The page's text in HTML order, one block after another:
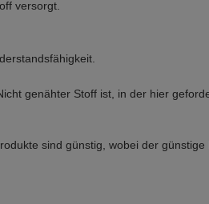
versorgt.
genähter Stoff ist, in der hier
sind günstig, wobei der